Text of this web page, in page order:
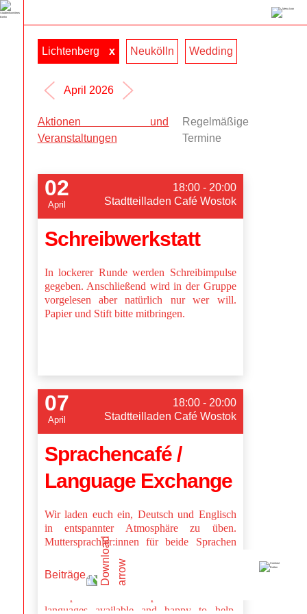
Lichtenberg x Neukölln Wedding
Beiträge
April 2026
Aktionen und
Veranstaltungen
Regelmäßige
Termine
02
April
18:00 - 20:00
Stadtteilladen Café Wostok
Schreibwerkstatt
In lockerer Runde werden Schreibimpulse
gegeben. Anschließend wird in der Gruppe
vorgelesen aber natürlich nur wer will.
Papier und Stift bitte mitbringen.
07
April
18:00 - 20:00
Stadtteilladen Café Wostok
Sprachencafé /
Language Exchange
Wir laden euch ein, Deutsch und Englisch
in entspannter Atmosphäre zu üben.
Muttersprachler:innen für beide Sprachen
stehen zur Seite. Details auf Extra-Flyer und
Online./We welcome you to join us in
practicing German and English in a relaxed
languages available and happy to help.